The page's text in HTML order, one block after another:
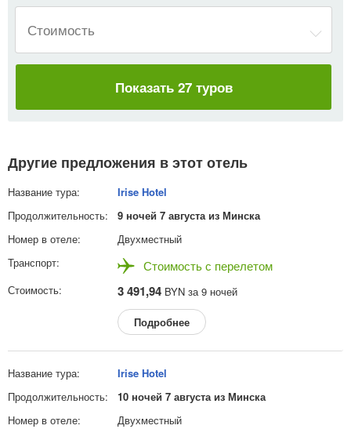
Стоимость
Показать 27 туров
Другие предложения в этот отель
Irise Hotel
9 ночей 7 августа из Минска
Двухместный
Стоимость с перелетом
3 491,94 BYN за 9 ночей
Подробнее
Irise Hotel
10 ночей 7 августа из Минска
Двухместный